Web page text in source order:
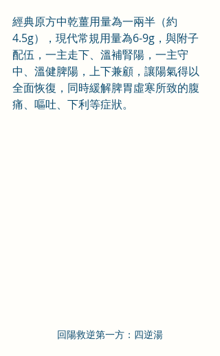
經典原方中乾薑用量為一兩半（約
4.5g），現代常規用量為6-9g，與附子
配伍，一主走下、溫補腎陽，一主守
中、溫健脾陽，上下兼顧，讓陽氣得以
全面恢復，同時緩解脾胃虛寒所致的腹
痛、嘔吐、下利等症狀。
回陽救逆第一方：四逆湯